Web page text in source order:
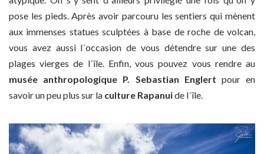
pose les pieds. Après avoir parcouru les sentiers qui mènent
aux immenses statues sculptées à base de roche de volcan,
vous avez aussi l´occasion de vous détendre sur une des
plages vierges de l´île. Enfin, vous pouvez vous rendre au
musée anthropologique P. Sebastian Englert pour en
savoir un peu plus sur la culture Rapanuide l´île.